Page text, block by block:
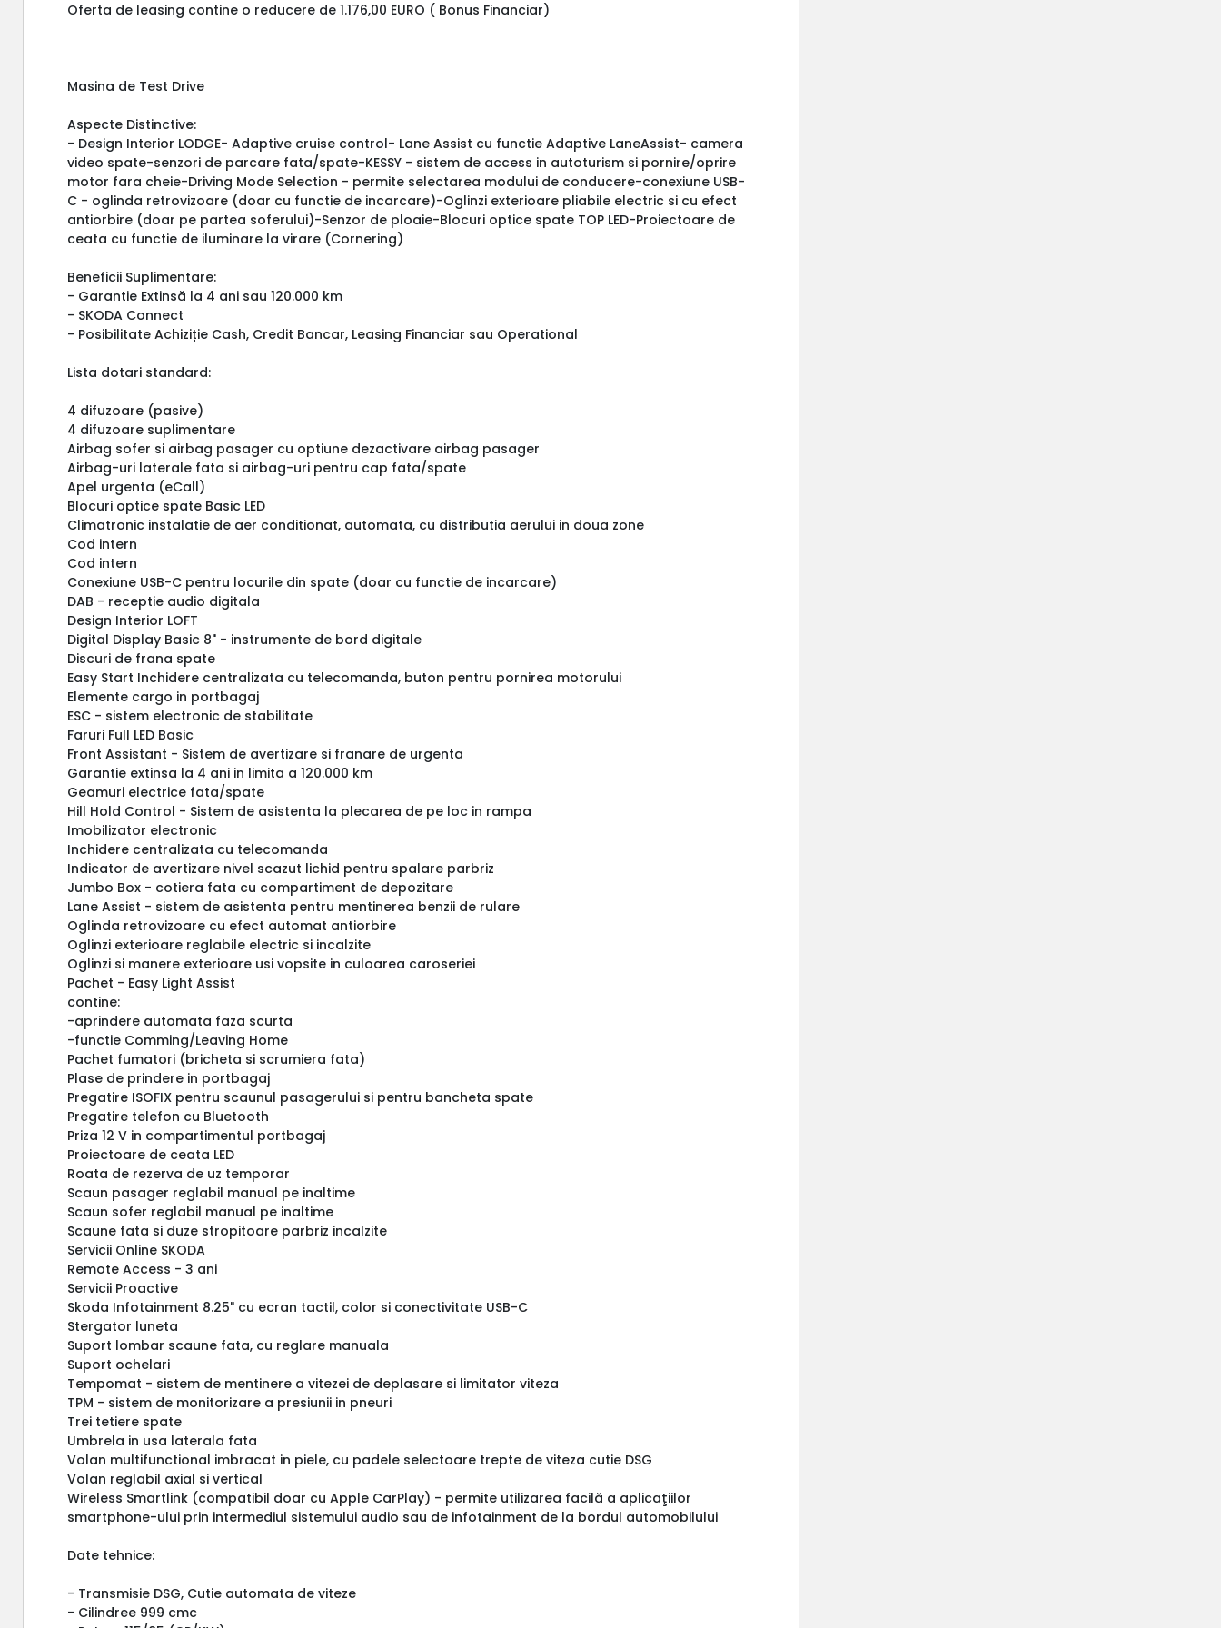
Oferta de leasing contine o reducere de 1.176,00 EURO ( Bonus Financiar)
Masina de Test Drive
Aspecte Distinctive:
- Design Interior LODGE- Adaptive cruise control- Lane Assist cu functie Adaptive LaneAssist- camera
video spate-senzori de parcare fata/spate-KESSY - sistem de access in autoturism si pornire/oprire
motor fara cheie-Driving Mode Selection - permite selectarea modului de conducere-conexiune USB-
C - oglinda retrovizoare (doar cu functie de incarcare)-Oglinzi exterioare pliabile electric si cu efect
antiorbire (doar pe partea soferului)-Senzor de ploaie-Blocuri optice spate TOP LED-Proiectoare de
ceata cu functie de iluminare la virare (Cornering)
Beneficii Suplimentare:
- Garantie Extinsă la 4 ani sau 120.000 km
- SKODA Connect
- Posibilitate Achiziție Cash, Credit Bancar, Leasing Financiar sau Operational
Lista dotari standard:
4 difuzoare (pasive)
4 difuzoare suplimentare
Airbag sofer si airbag pasager cu optiune dezactivare airbag pasager
Airbag-uri laterale fata si airbag-uri pentru cap fata/spate
Apel urgenta (eCall)
Blocuri optice spate Basic LED
Climatronic instalatie de aer conditionat, automata, cu distributia aerului in doua zone
Cod intern
Cod intern
Conexiune USB-C pentru locurile din spate (doar cu functie de incarcare)
DAB - receptie audio digitala
Design Interior LOFT
Digital Display Basic 8" - instrumente de bord digitale
Discuri de frana spate
Easy Start Inchidere centralizata cu telecomanda, buton pentru pornirea motorului
Elemente cargo in portbagaj
ESC - sistem electronic de stabilitate
Faruri Full LED Basic
Front Assistant - Sistem de avertizare si franare de urgenta
Garantie extinsa la 4 ani in limita a 120.000 km
Geamuri electrice fata/spate
Hill Hold Control - Sistem de asistenta la plecarea de pe loc in rampa
Imobilizator electronic
Inchidere centralizata cu telecomanda
Indicator de avertizare nivel scazut lichid pentru spalare parbriz
Jumbo Box - cotiera fata cu compartiment de depozitare
Lane Assist - sistem de asistenta pentru mentinerea benzii de rulare
Oglinda retrovizoare cu efect automat antiorbire
Oglinzi exterioare reglabile electric si incalzite
Oglinzi si manere exterioare usi vopsite in culoarea caroseriei
Pachet - Easy Light Assist
contine:
-aprindere automata faza scurta
-functie Comming/Leaving Home
Pachet fumatori (bricheta si scrumiera fata)
Plase de prindere in portbagaj
Pregatire ISOFIX pentru scaunul pasagerului si pentru bancheta spate
Pregatire telefon cu Bluetooth
Priza 12 V in compartimentul portbagaj
Proiectoare de ceata LED
Roata de rezerva de uz temporar
Scaun pasager reglabil manual pe inaltime
Scaun sofer reglabil manual pe inaltime
Scaune fata si duze stropitoare parbriz incalzite
Servicii Online SKODA
Remote Access - 3 ani
Servicii Proactive
Skoda Infotainment 8.25" cu ecran tactil, color si conectivitate USB-C
Stergator luneta
Suport lombar scaune fata, cu reglare manuala
Suport ochelari
Tempomat - sistem de mentinere a vitezei de deplasare si limitator viteza
TPM - sistem de monitorizare a presiunii in pneuri
Trei tetiere spate
Umbrela in usa laterala fata
Volan multifunctional imbracat in piele, cu padele selectoare trepte de viteza cutie DSG
Volan reglabil axial si vertical
Wireless Smartlink (compatibil doar cu Apple CarPlay) - permite utilizarea facilă a aplicaţiilor
smartphone-ului prin intermediul sistemului audio sau de infotainment de la bordul automobilului
Date tehnice:
- Transmisie DSG, Cutie automata de viteze
- Cilindree 999 cmc